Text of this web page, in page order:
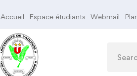
Accueil Espace étudiants Webmail